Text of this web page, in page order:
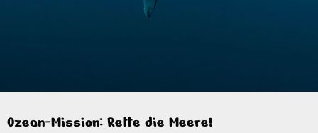
Ozean-Mission: Rette die Meere!